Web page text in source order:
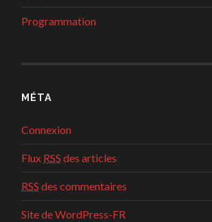
Programmation
MÉTA
Connexion
Flux RSS des articles
RSS des commentaires
Site de WordPress-FR